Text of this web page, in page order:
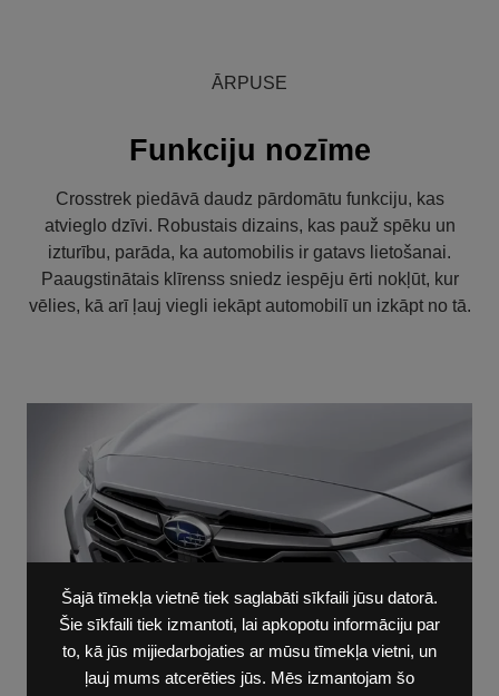
Šajā tīmekļa vietnē tiek saglabāti sīkfaili jūsu datorā.
Šie sīkfaili tiek izmantoti, lai apkopotu informāciju par
to, kā jūs mijiedarbojaties ar mūsu tīmekļa vietni, un
ļauj mums atcerēties jūs. Mēs izmantojam šo
ĀRPUSE
Funkciju nozīme
Crosstrek piedāvā daudz pārdomātu funkciju, kas
atvieglo dzīvi. Robustais dizains, kas pauž spēku un
izturību, parāda, ka automobilis ir gatavs lietošanai.
Paaugstinātais klīrenss sniedz iespēju ērti nokļūt, kur
vēlies, kā arī ļauj viegli iekāpt automobilī un izkāpt no tā.